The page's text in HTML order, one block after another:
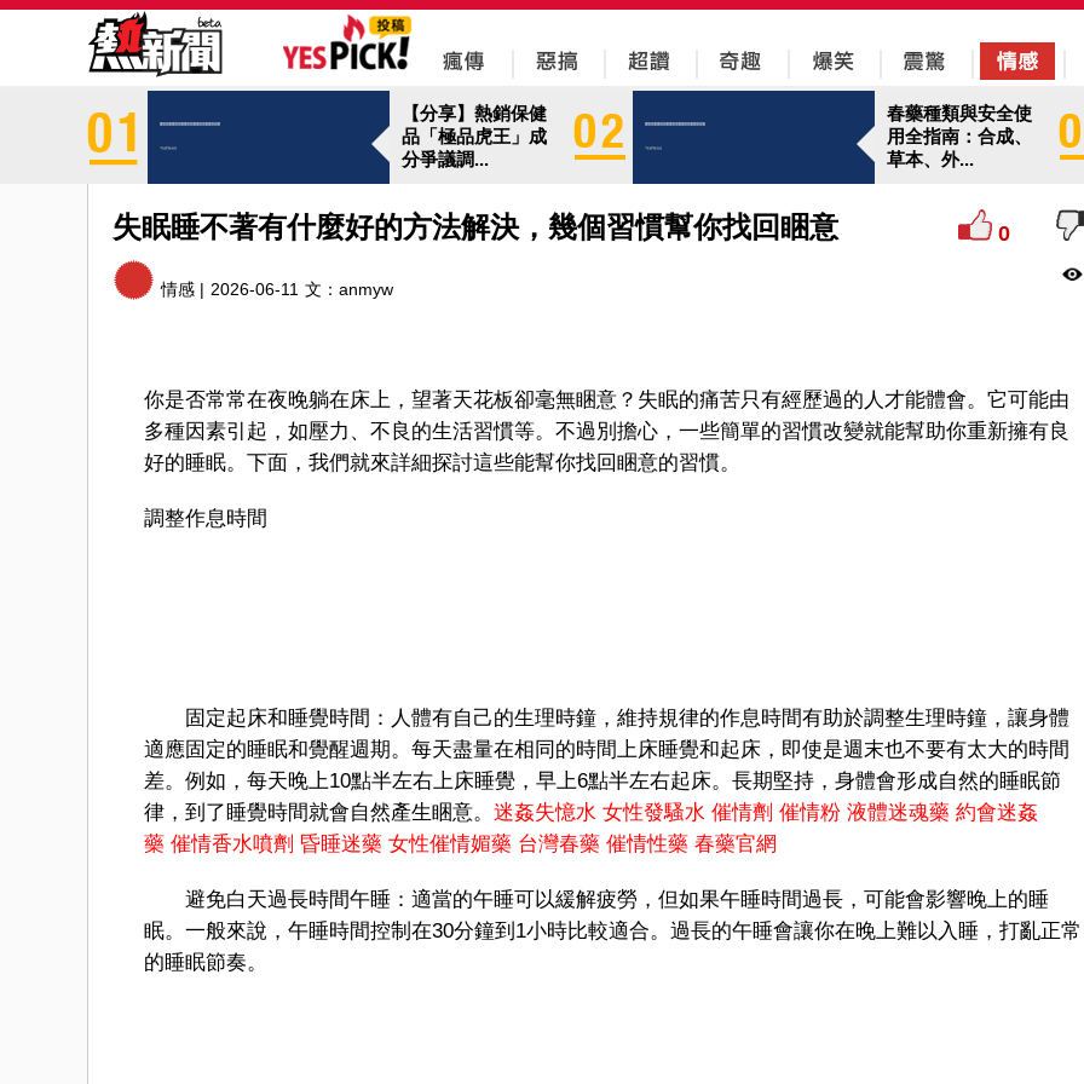
【分享】熱銷保健
品「極品虎王」成
分爭議調...
春藥種類與安全使
用全指南：合成、
草本、外...
失眠睡不著有什麼好的方法解決，幾個習慣幫你找回睏意 0
情感 | 2026-06-11 文： anmyw
你是否常常在夜晚躺在床上，望著天花板卻毫無睏意？失眠的痛苦只有經歷過的人才能體會。它可能由
多種因素引起，如壓力、不良的生活習慣等。不過別擔心，一些簡單的習慣改變就能幫助你重新擁有良
好的睡眠。下面，我們就來詳細探討這些能幫你找回睏意的習慣。
調整作息時間
固定起床和睡覺時間：人體有自己的生理時鐘，維持規律的作息時間有助於調整生理時鐘，讓身體
適應固定的睡眠和覺醒週期。每天盡量在相同的時間上床睡覺和起床，即使是週末也不要有太大的時間
差。例如，每天晚上10點半左右上床睡覺，早上6點半左右起床。長期堅持，身體會形成自然的睡眠節
律，到了睡覺時間就會自然產生睏意。 迷姦失憶水 女性發騷水 催情劑 催情粉 液體迷魂藥 約會迷姦
藥 催情香水噴劑 昏睡迷藥 女性催情媚藥 台灣春藥 催情性藥 春藥官網
避免白天過長時間午睡：適當的午睡可以緩解疲勞，但如果午睡時間過長，可能會影響晚上的睡
眠。一般來說，午睡時間控制在30分鐘到1小時比較適合。過長的午睡會讓你在晚上難以入睡，打亂正常
的睡眠節奏。